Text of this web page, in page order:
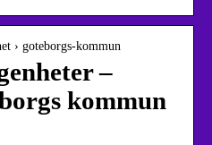
› goteborgs-kommun
–
kommun